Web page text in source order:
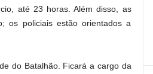
até 23 horas. Além disso, as
os policiais estão orientados a
do Batalhão. Ficará a cargo da